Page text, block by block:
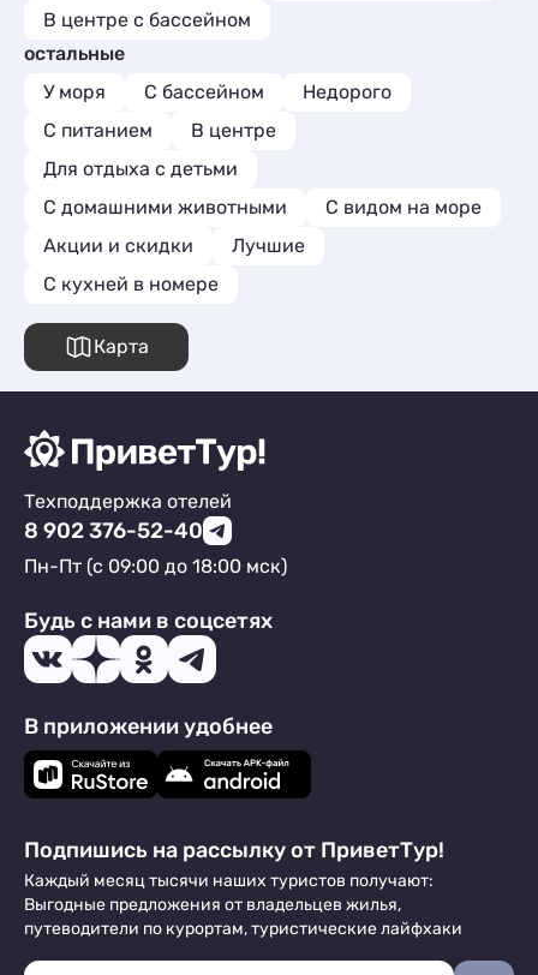
В центре с бассейном
остальные
У моря
С бассейном
Недорого
С питанием
В центре
Для отдыха с детьми
С домашними животными
С видом на море
Акции и скидки
Лучшие
C кухней в номере
Карта
Техподдержка отелей
8 902 376-52-40
Пн-Пт (с 09:00 до 18:00 мск)
Будь с нами в соцсетях
В приложении удобнее
Подпишись на рассылку от ПриветТур!
Каждый месяц тысячи наших туристов получают:
Выгодные предложения от владельцев жилья,
путеводители по курортам, туристические лайфхаки